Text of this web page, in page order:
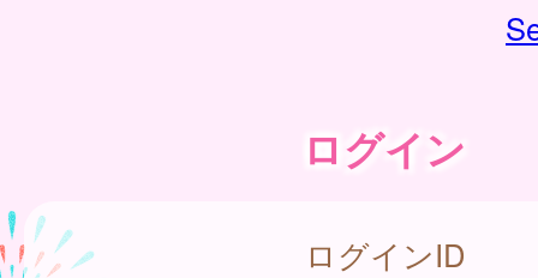
ログイン
ログインID